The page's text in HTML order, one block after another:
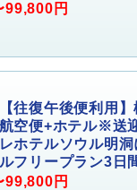
99,800円
【往復午後便利用
航空便+ホテル※送
レホテルソウル明
ルフリープラン3日
99,800円